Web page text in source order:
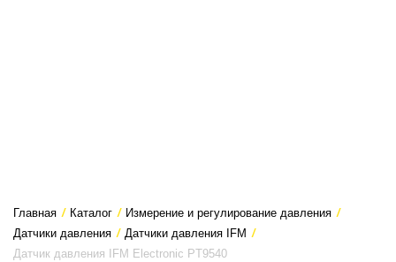
Главная / Каталог / Измерение и регулирование давления /
Датчики давления / Датчики давления IFM /
Датчик давления IFM Electronic PT9540